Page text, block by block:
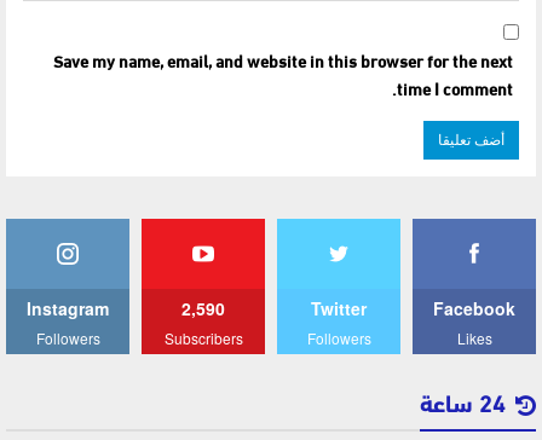
Save my name, email, and website in this browser for the next
time I comment.
Facebook
Likes
Twitter
Followers
2,590
Subscribers
Instagram
Followers